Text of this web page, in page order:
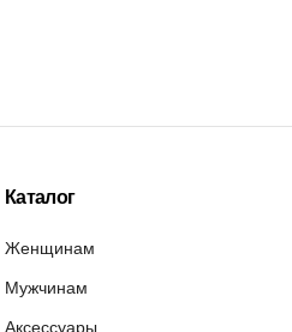
Каталог
Женщинам
Мужчинам
Аксессуары